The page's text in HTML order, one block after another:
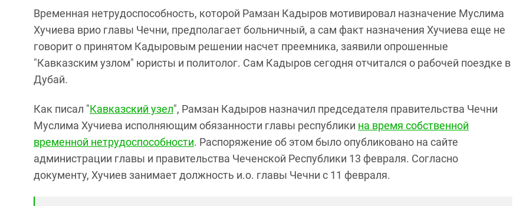
Временная нетрудоспособность, которой Рамзан Кадыров мотивировал назначение Муслима
Хучиева врио главы Чечни, предполагает больничный, а сам факт назначения Хучиева еще не
говорит о принятом Кадыровым решении насчет преемника, заявили опрошенные
"Кавказским узлом" юристы и политолог. Сам Кадыров сегодня отчитался о рабочей поездке в
Дубай.
Как писал "Кавказский узел", Рамзан Кадыров назначил председателя правительства Чечни
Муслима Хучиева исполняющим обязанности главы республики на время собственной
временной нетрудоспособности. Распоряжение об этом было опубликовано на сайте
администрации главы и правительства Чеченской Республики 13 февраля. Согласно
документу, Хучиев занимает должность и.о. главы Чечни с 11 февраля.